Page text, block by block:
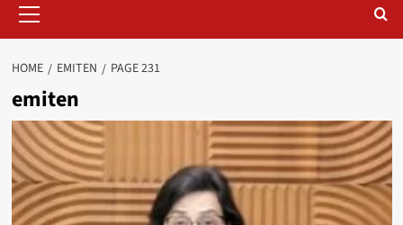
Menu
HOME EMITEN PAGE 231
emiten